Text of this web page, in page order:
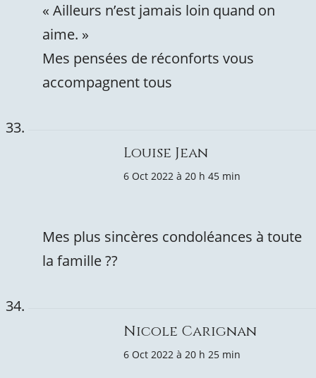
« Ailleurs n’est jamais loin quand on
aime. »
Mes pensées de réconforts vous
accompagnent tous
Louise Jean
6 Oct 2022 à 20 h 45 min
Mes plus sincères condoléances à toute
la famille ??
Nicole Carignan
6 Oct 2022 à 20 h 25 min